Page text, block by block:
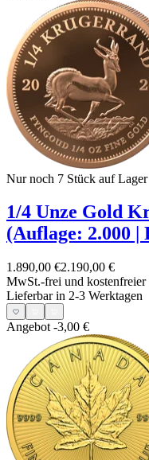
Nur noch 7 Stück auf Lager
1/4 Unze Gold
(Auflage: 2.000 |
1.890,00 €2.190,00 €
MwSt.-frei und kostenfreier
Lieferbar in 2-3 Werktagen
Angebot -3,00 €